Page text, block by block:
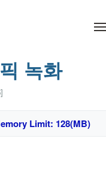
녹화
Limit: 128(MB)